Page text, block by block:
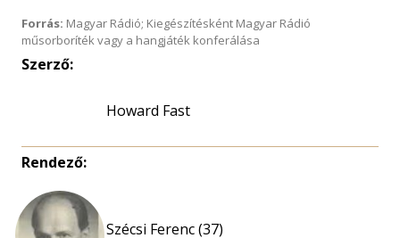
Forrás: Magyar Rádió; Kiegészítésként Magyar Rádió
műsorboríték vagy a hangjáték konferálása
Szerző:
Howard Fast
Rendező:
Szécsi Ferenc (37)